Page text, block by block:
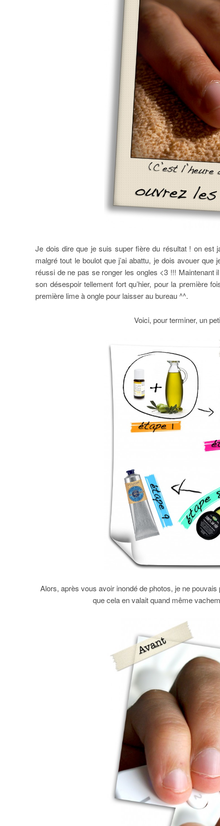
Je dois dire que je suis super fière du résultat ! on est
malgré tout le boulot que j’ai abattu, je dois avouer
réussi de ne pas se ronger les ongles <3 !!! Maintenant
son désespoir tellement fort qu’hier, pour la première
première lime à ongle pour laisser au bureau ^^.
Voici, pour terminer, un
Alors, après vous avoir inondé de photos, je ne
que cela en valait quand même